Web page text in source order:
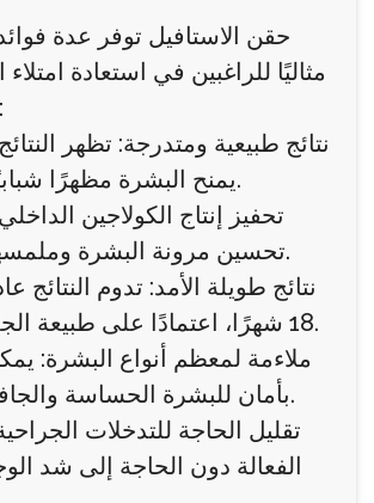
حقن الاستافيل توفر عدة
مثاليًا للراغبين في استعادة
طبيعية وآمنة:
نتائج طبيعية ومتدرجة: تظهر
يمنح البشرة مظهرًا شبابيًا دون مبالغة.
تحفيز إنتاج الكولاجين
تحسين مرونة البشرة وملمسها من الداخل.
18 شهرًا، اعتمادًا على طبيعة الجلد والعناية به.
ملاءمة لمعظم أنواع البشرة:
بأمان للبشرة الحساسة والجافة والمختلطة.
تقليل الحاجة للتدخلات
الفعالة دون الحاجة إلى شد